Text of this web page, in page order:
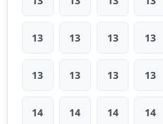
13 13 13 13
13 13 13 13
14 14 14 14